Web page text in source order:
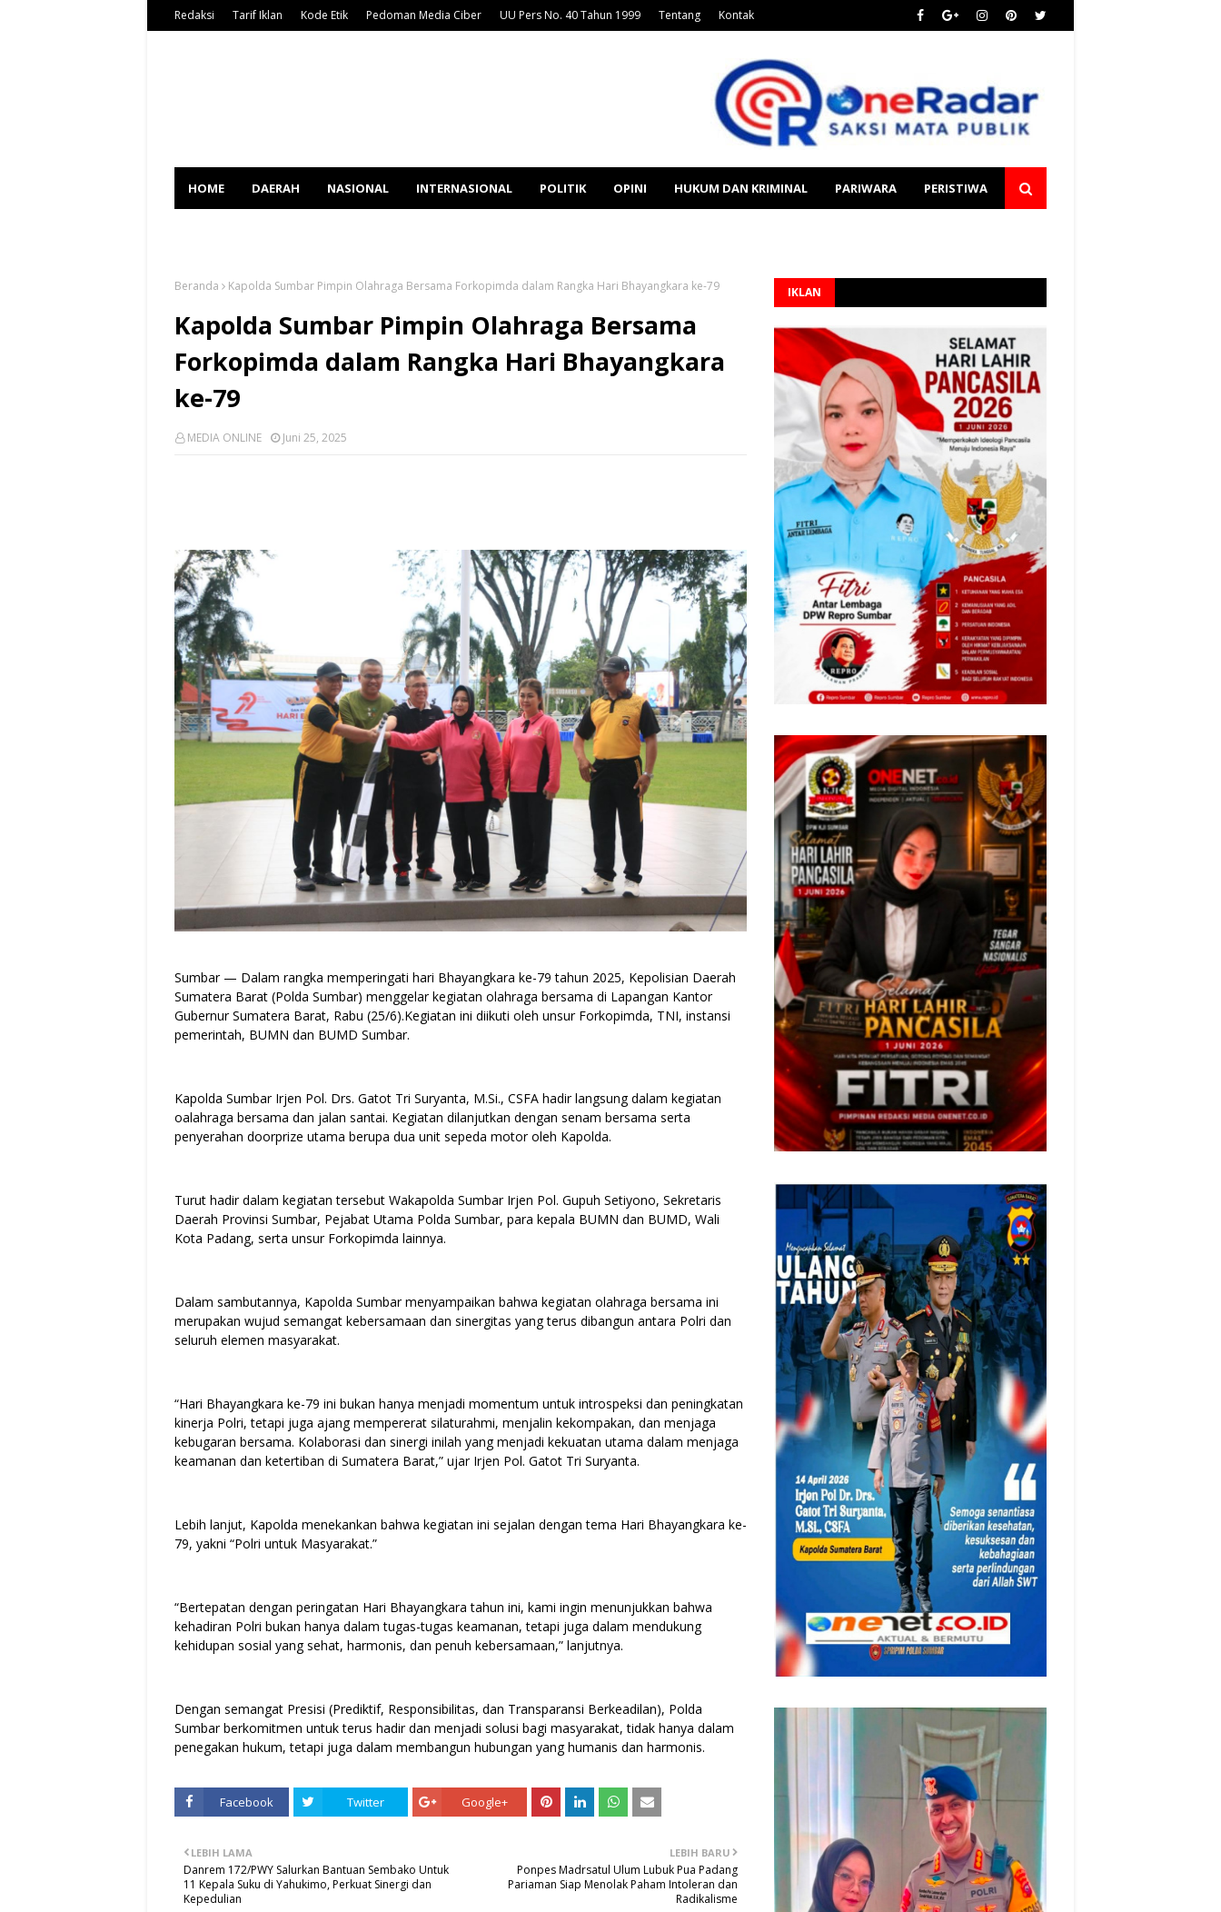
Redaksi Tarif Iklan Kode Etik Pedoman Media Ciber UU Pers No. 40 Tahun 1999 Tentang Kontak
HOME DAERAH NASIONAL INTERNASIONAL POLITIK OPINI HUKUM DAN KRIMINAL PARIWARA PERISTIWA
Beranda Kapolda Sumbar Pimpin Olahraga Bersama Forkopimda dalam Rangka Hari Bhayangkara ke-79
Kapolda Sumbar Pimpin Olahraga Bersama
Forkopimda dalam Rangka Hari Bhayangkara
ke-79
MEDIA ONLINE Juni 25, 2025
Sumbar — Dalam rangka memperingati hari Bhayangkara ke-79 tahun 2025, Kepolisian Daerah
Sumatera Barat (Polda Sumbar) menggelar kegiatan olahraga bersama di Lapangan Kantor
Gubernur Sumatera Barat, Rabu (25/6).Kegiatan ini diikuti oleh unsur Forkopimda, TNI, instansi
pemerintah, BUMN dan BUMD Sumbar.
Kapolda Sumbar Irjen Pol. Drs. Gatot Tri Suryanta, M.Si., CSFA hadir langsung dalam kegiatan
oalahraga bersama dan jalan santai. Kegiatan dilanjutkan dengan senam bersama serta
penyerahan doorprize utama berupa dua unit sepeda motor oleh Kapolda.
Turut hadir dalam kegiatan tersebut Wakapolda Sumbar Irjen Pol. Gupuh Setiyono, Sekretaris
Daerah Provinsi Sumbar, Pejabat Utama Polda Sumbar, para kepala BUMN dan BUMD, Wali
Kota Padang, serta unsur Forkopimda lainnya.
Dalam sambutannya, Kapolda Sumbar menyampaikan bahwa kegiatan olahraga bersama ini
merupakan wujud semangat kebersamaan dan sinergitas yang terus dibangun antara Polri dan
seluruh elemen masyarakat.
“Hari Bhayangkara ke-79 ini bukan hanya menjadi momentum untuk introspeksi dan peningkatan
kinerja Polri, tetapi juga ajang mempererat silaturahmi, menjalin kekompakan, dan menjaga
kebugaran bersama. Kolaborasi dan sinergi inilah yang menjadi kekuatan utama dalam menjaga
keamanan dan ketertiban di Sumatera Barat,” ujar Irjen Pol. Gatot Tri Suryanta.
Lebih lanjut, Kapolda menekankan bahwa kegiatan ini sejalan dengan tema Hari Bhayangkara ke-
79, yakni “Polri untuk Masyarakat.”
“Bertepatan dengan peringatan Hari Bhayangkara tahun ini, kami ingin menunjukkan bahwa
kehadiran Polri bukan hanya dalam tugas-tugas keamanan, tetapi juga dalam mendukung
kehidupan sosial yang sehat, harmonis, dan penuh kebersamaan,” lanjutnya.
Dengan semangat Presisi (Prediktif, Responsibilitas, dan Transparansi Berkeadilan), Polda
Sumbar berkomitmen untuk terus hadir dan menjadi solusi bagi masyarakat, tidak hanya dalam
penegakan hukum, tetapi juga dalam membangun hubungan yang humanis dan harmonis.
Facebook Twitter Google+
LEBIH BARU
Ponpes Madrsatul Ulum Lubuk Pua Padang
Pariaman Siap Menolak Paham Intoleran dan
Radikalisme
LEBIH LAMA
Danrem 172/PWY Salurkan Bantuan Sembako Untuk
11 Kepala Suku di Yahukimo, Perkuat Sinergi dan
Kepedulian
IKLAN